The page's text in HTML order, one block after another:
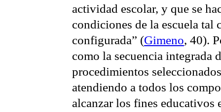
actividad escolar, y que se
condiciones de la escuela tal
configurada” (Gimeno, 40).
como la secuencia integrada
procedimientos
atendiendo a todos los
alcanzar los fines educativos